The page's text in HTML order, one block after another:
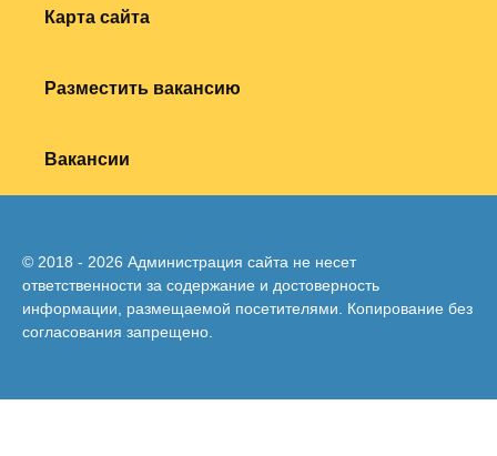
Карта сайта
Разместить вакансию
Вакансии
© 2018 - 2026 Администрация сайта не несет
ответственности за содержание и достоверность
информации, размещаемой посетителями. Копирование без
согласования запрещено.